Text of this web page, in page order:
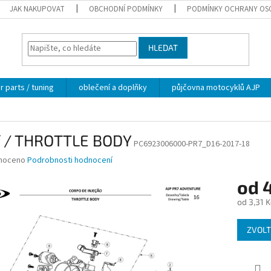
JAK NAKUPOVAT OBCHODNÍ PODMÍNKY PODMÍNKY OCHRANY
HLEDAT
parts / tuning oblečení a doplňky půjčovna motocyklů AJP
THROTTLE BODYPC6923006000-PR7_D16-2017-18
Podrobnosti hodnocení
od
od 3,31
Měrná
cena: